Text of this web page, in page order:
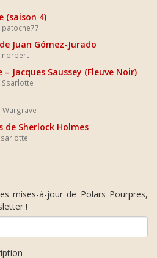
(saison 4)
patoche77
Juan Gómez-Jurado
norbert
Jacques Saussey (Fleuve Noir)
Ssarlotte
Wargrave
de Sherlock Holmes
mises-à-jour de Polars Pourpres,
!